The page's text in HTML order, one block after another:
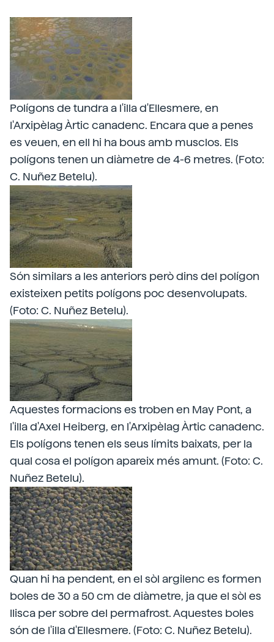
Polígons de tundra a l'illa d'Ellesmere, en
l'Arxipèlag Àrtic canadenc. Encara que a penes
es veuen, en ell hi ha bous amb musclos. Els
polígons tenen un diàmetre de 4-6 metres. (Foto:
C. Nuñez Betelu).
Són similars a les anteriors però dins del polígon
existeixen petits polígons poc desenvolupats.
(Foto: C. Nuñez Betelu).
Aquestes formacions es troben en May Pont, a
l'illa d'Axel Heiberg, en l'Arxipèlag Àrtic canadenc.
Els polígons tenen els seus límits baixats, per la
qual cosa el polígon apareix més amunt. (Foto: C.
Nuñez Betelu).
Quan hi ha pendent, en el sòl argilenc es formen
boles de 30 a 50 cm de diàmetre, ja que el sòl es
llisca per sobre del permafrost. Aquestes boles
són de l'illa d'Ellesmere. (Foto: C. Nuñez Betelu).